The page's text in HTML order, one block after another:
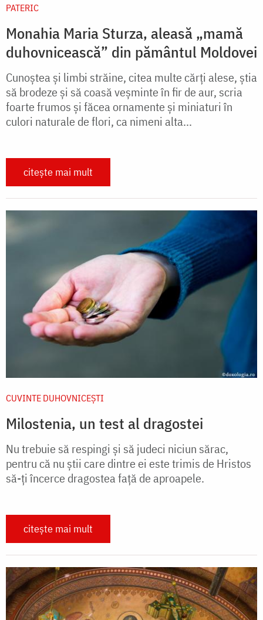
PATERIC
Monahia Maria Sturza, aleasă „mamă
duhovnicească” din pământul Moldovei
Cunoştea şi limbi străine, citea multe cărţi alese, ştia
să brodeze şi să coasă veşminte în fir de aur, scria
foarte frumos şi făcea ornamente şi miniaturi în
culori naturale de flori, ca nimeni alta...
citește mai mult
CUVINTE DUHOVNICEȘTI
Milostenia, un test al dragostei
Nu trebuie să respingi și să judeci niciun sărac,
pentru că nu știi care dintre ei este trimis de Hristos
să-ți încerce dragostea față de aproapele.
citește mai mult